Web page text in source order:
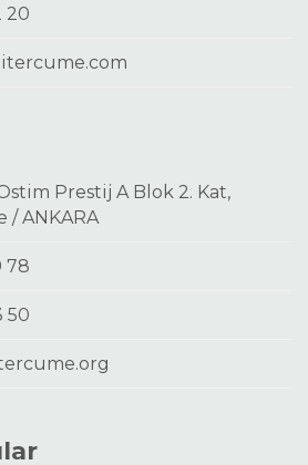
20
Prestij A Blok 2. Kat,
/ ANKARA
78
50